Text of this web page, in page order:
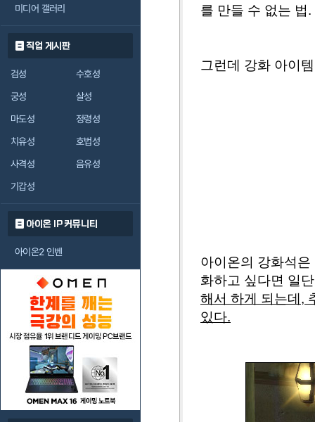
미디어 갤러리
직업 게시판
검성
수호성
궁성
살성
마도성
정령성
치유성
호법성
사격성
음유성
기갑성
아이온 IP 커뮤니티
아이온2 인벤
를 만들 수 없는 법.
그런데 강화 아이
아이온의 강화석
화하고 싶다면 일
해서 하게 되는데,
있다.